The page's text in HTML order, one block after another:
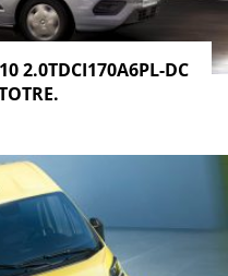
2.0TDCI170A6PL-DC